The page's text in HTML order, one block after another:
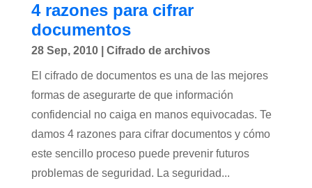
4 razones para cifrar
documentos
28 Sep, 2010| Cifrado de archivos
El cifrado de documentos es una de las mejores
formas de asegurarte de que información
confidencial no caiga en manos equivocadas. Te
damos 4 razones para cifrar documentos y cómo
este sencillo proceso puede prevenir futuros
problemas de seguridad. La seguridad...